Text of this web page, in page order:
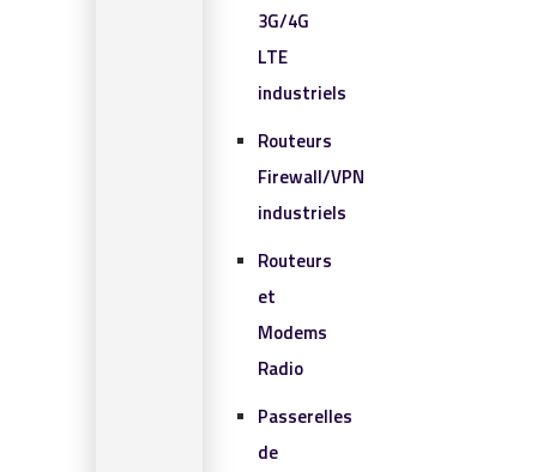
3G/4G
LTE
industriels
Routeurs
Firewall/VPN
industriels
Routeurs
et
Modems
Radio
Passerelles
de